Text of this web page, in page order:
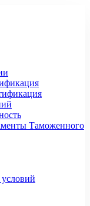
Таможенного
условий